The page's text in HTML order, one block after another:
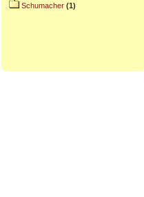
Schumacher (1)